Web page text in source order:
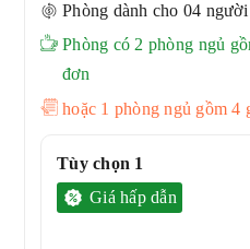
Phòng dành cho 04
Phòng có 2 phòng ngủ
đơn
hoặc 1 phòng ngủ gồm 4
Tùy chọn 1
Giá hấp dẫn